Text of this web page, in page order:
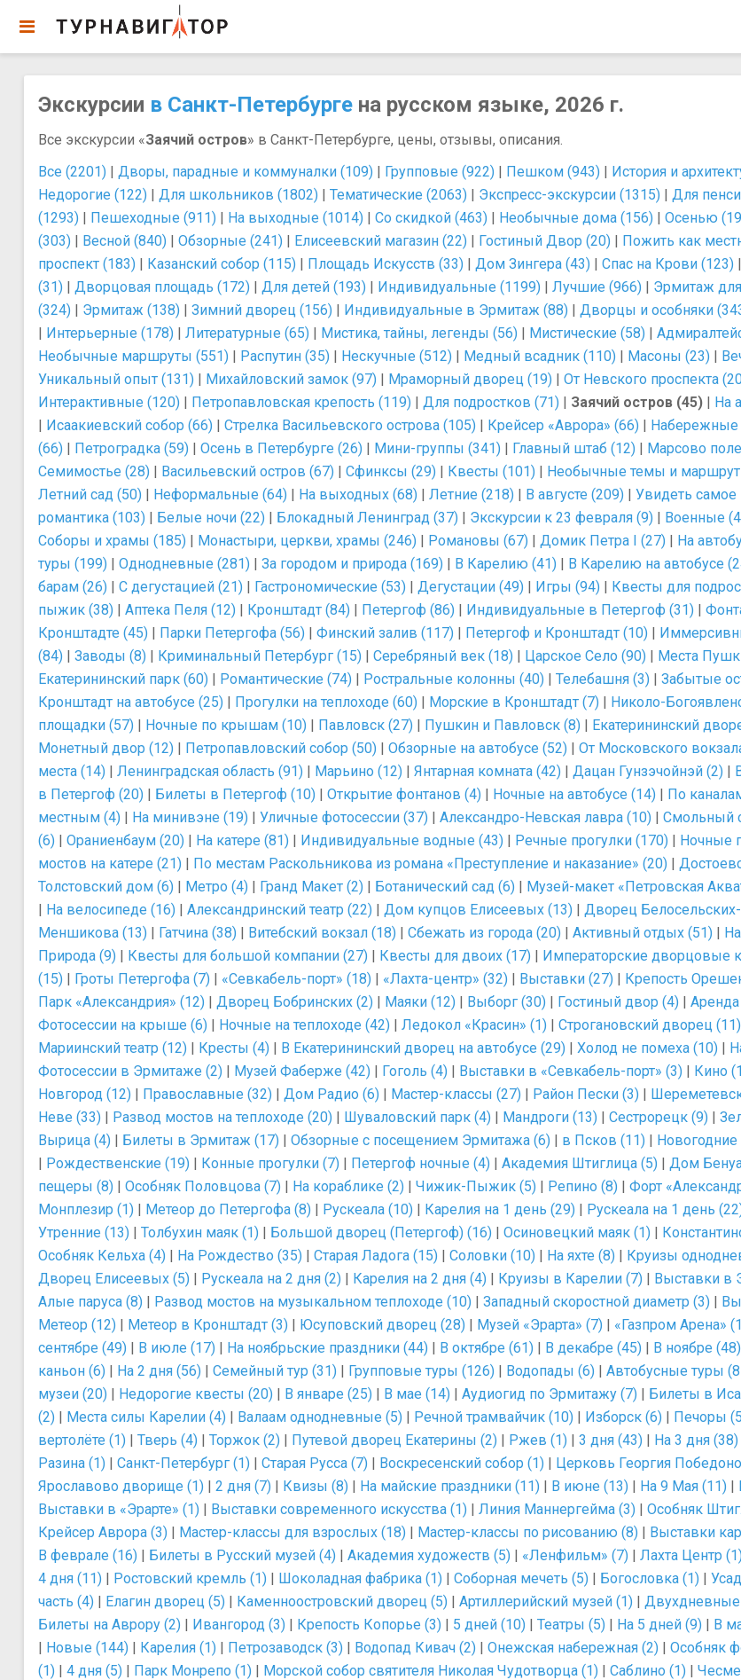
Экскурсии в Санкт-Петербурге на русском языке, 2026 г.
Все экскурсии «Заячий остров» в Санкт-Петербурге, цены, отзывы, описания.
Все (2201) | Дворы, парадные и коммуналки (109) | Групповые (922) | Пешком (943) | История и
Недорогие (122) | Для школьников (1802) | Тематические (2063) | Экспресс-экскурсии (1315) | Для
(1293) | Пешеходные (911) | На выходные (1014) | Со скидкой (463) | Необычные дома (156) | Осенью
(303) | Весной (840) | Обзорные (241) | Елисеевский магазин (22) | Гостиный Двор (20) | Пожить как
проспект (183) | Казанский собор (115) | Площадь Искусств (33) | Дом Зингера (43) | Спас на Крови (123) |
(31) | Дворцовая площадь (172) | Для детей (193) | Индивидуальные (1199) | Лучшие (966) | Эрмитаж
(324) | Эрмитаж (138) | Зимний дворец (156) | Индивидуальные в Эрмитаж (88) | Дворцы и особняки
| Интерьерные (178) | Литературные (65) | Мистика, тайны, легенды (56) | Мистические (58) |
Необычные маршруты (551) | Распутин (35) | Нескучные (512) | Медный всадник (110) | Масоны (23) |
Уникальный опыт (131) | Михайловский замок (97) | Мраморный дворец (19) | От Невского проспекта
Интерактивные (120) | Петропавловская крепость (119) | Для подростков (71) | Заячий остров (45) | На
| Исаакиевский собор (66) | Стрелка Васильевского острова (105) | Крейсер «Аврора» (66) | Набережные
(66) | Петроградка (59) | Осень в Петербурге (26) | Мини-группы (341) | Главный штаб (12) | Марсово
Семимостье (28) | Васильевский остров (67) | Сфинксы (29) | Квесты (101) | Необычные темы и
Летний сад (50) | Неформальные (64) | На выходных (68) | Летние (218) | В августе (209) | Увидеть самое
романтика (103) | Белые ночи (22) | Блокадный Ленинград (37) | Экскурсии к 23 февраля (9) | Военные
Соборы и храмы (185) | Монастыри, церкви, храмы (246) | Романовы (67) | Домик Петра I (27) | На
туры (199) | Однодневные (281) | За городом и природа (169) | В Карелию (41) | В Карелию на автобусе
барам (26) | С дегустацией (21) | Гастрономические (53) | Дегустации (49) | Игры (94) | Квесты для
пыжик (38) | Аптека Пеля (12) | Кронштадт (84) | Петергоф (86) | Индивидуальные в Петергоф (31) |
Кронштадте (45) | Парки Петергофа (56) | Финский залив (117) | Петергоф и Кронштадт (10) |
(84) | Заводы (8) | Криминальный Петербург (15) | Серебряный век (18) | Царское Село (90) | Места
Екатерининский парк (60) | Романтические (74) | Ростральные колонны (40) | Телебашня (3) | Забытые
Кронштадт на автобусе (25) | Прогулки на теплоходе (60) | Морские в Кронштадт (7) | Николо-
площадки (57) | Ночные по крышам (10) | Павловск (27) | Пушкин и Павловск (8) | Екатерининский
Монетный двор (12) | Петропавловский собор (50) | Обзорные на автобусе (52) | От Московского
места (14) | Ленинградская область (91) | Марьино (12) | Янтарная комната (42) | Дацан Гунзэчойнэй (2) |
в Петергоф (20) | Билеты в Петергоф (10) | Открытие фонтанов (4) | Ночные на автобусе (14) | По
местным (4) | На минивэне (19) | Уличные фотосессии (37) | Александро-Невская лавра (10) | Смольный
(6) | Ораниенбаум (20) | На катере (81) | Индивидуальные водные (43) | Речные прогулки (170) | Ночные
мостов на катере (21) | По местам Раскольникова из романа «Преступление и наказание» (20) |
Толстовский дом (6) | Метро (4) | Гранд Макет (2) | Ботанический сад (6) | Музей-макет «Петровская
| На велосипеде (16) | Александринский театр (22) | Дом купцов Елисеевых (13) | Дворец
Меншикова (13) | Гатчина (38) | Витебский вокзал (18) | Сбежать из города (20) | Активный отдых (51) |
Природа (9) | Квесты для большой компании (27) | Квесты для двоих (17) | Императорские дворцовые
(15) | Гроты Петергофа (7) | «Севкабель-порт» (18) | «Лахта-центр» (32) | Выставки (27) | Крепость
Парк «Александрия» (12) | Дворец Бобринских (2) | Маяки (12) | Выборг (30) | Гостиный двор (4) | Аренда
Фотосессии на крыше (6) | Ночные на теплоходе (42) | Ледокол «Красин» (1) | Строгановский дворец (11)
Мариинский театр (12) | Кресты (4) | В Екатерининский дворец на автобусе (29) | Холод не помеха (10) |
Фотосессии в Эрмитаже (2) | Музей Фаберже (42) | Гоголь (4) | Выставки в «Севкабель-порт» (3) | Кино
Новгород (12) | Православные (32) | Дом Радио (6) | Мастер-классы (27) | Район Пески (3) |
Неве (33) | Развод мостов на теплоходе (20) | Шуваловский парк (4) | Мандроги (13) | Сестрорецк (9) |
Вырица (4) | Билеты в Эрмитаж (17) | Обзорные с посещением Эрмитажа (6) | в Псков (11) | Новогодние
| Рождественские (19) | Конные прогулки (7) | Петергоф ночные (4) | Академия Штиглица (5) | Дом
пещеры (8) | Особняк Половцова (7) | На кораблике (2) | Чижик-Пыжик (5) | Репино (8) | Форт
Монплезир (1) | Метеор до Петергофа (8) | Рускеала (10) | Карелия на 1 день (29) | Рускеала на 1 день
Утренние (13) | Толбухин маяк (1) | Большой дворец (Петергоф) (16) | Осиновецкий маяк (1) |
Особняк Кельха (4) | На Рождество (35) | Старая Ладога (15) | Соловки (10) | На яхте (8) | Круизы
Дворец Елисеевых (5) | Рускеала на 2 дня (2) | Карелия на 2 дня (4) | Круизы в Карелии (7) | Выставки в
Алые паруса (8) | Развод мостов на музыкальном теплоходе (10) | Западный скоростной диаметр (3) |
Метеор (12) | Метеор в Кронштадт (3) | Юсуповский дворец (28) | Музей «Эрарта» (7) | «Газпром Арена»
сентябре (49) | В июле (17) | На ноябрьские праздники (44) | В октябре (61) | В декабре (45) | В ноябре (48)
каньон (6) | На 2 дня (56) | Семейный тур (31) | Групповые туры (126) | Водопады (6) | Автобусные туры
музеи (20) | Недорогие квесты (20) | В январе (25) | В мае (14) | Аудиогид по Эрмитажу (7) | Билеты в
(2) | Места силы Карелии (4) | Валаам однодневные (5) | Речной трамвайчик (10) | Изборск (6) | Печоры
вертолёте (1) | Тверь (4) | Торжок (2) | Путевой дворец Екатерины (2) | Ржев (1) | 3 дня (43) | На 3 дня (38)
Разина (1) | Санкт-Петербург (1) | Старая Русса (7) | Воскресенский собор (1) | Церковь Георгия
Ярославово дворище (1) | 2 дня (7) | Квизы (8) | На майские праздники (11) | В июне (13) | На 9 Мая (11) |
Выставки в «Эрарте» (1) | Выставки современного искусства (1) | Линия Маннергейма (3) | Особняк
Крейсер Аврора (3) | Мастер-классы для взрослых (18) | Мастер-классы по рисованию (8) | Выставки
В феврале (16) | Билеты в Русский музей (4) | Академия художеств (5) | «Ленфильм» (7) | Лахта Центр
4 дня (11) | Ростовский кремль (1) | Шоколадная фабрика (1) | Соборная мечеть (5) | Богословка (1) |
часть (4) | Елагин дворец (5) | Каменноостровский дворец (5) | Артиллерийский музей (1) | Двухдневные
Билеты на Аврору (2) | Ивангород (3) | Крепость Копорье (3) | 5 дней (10) | Театры (5) | На 5 дней (9) | В
| Новые (144) | Карелия (1) | Петрозаводск (3) | Водопад Кивач (2) | Онежская набережная (2) | Особняк
(1) | 4 дня (5) | Парк Монрепо (1) | Морской собор святителя Николая Чудотворца (1) | Саблино (1) |